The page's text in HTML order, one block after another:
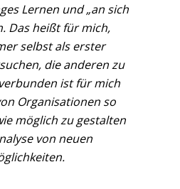
Lernen und „an sich
Das heißt für mich,
selbst als erster
die anderen zu
ist für mich
Organisationen so
möglich zu gestalten
von neuen